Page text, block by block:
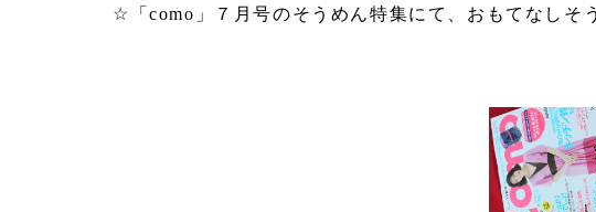
☆「como」７月号のそうめん特集にて、おもてなしそ